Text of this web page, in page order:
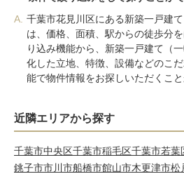
A. 千葉市花見川区にある新築一戸建
は、価格、面積、駅からの徒歩分
り込み機能から、新築一戸建て（
化した立地、特徴、設備などのこ
能で物件情報をお探しいただくこと
近隣エリアから探す
千葉市中央区千葉市稲毛区千葉市若葉
銚子市市川市船橋市館山市木更津市松